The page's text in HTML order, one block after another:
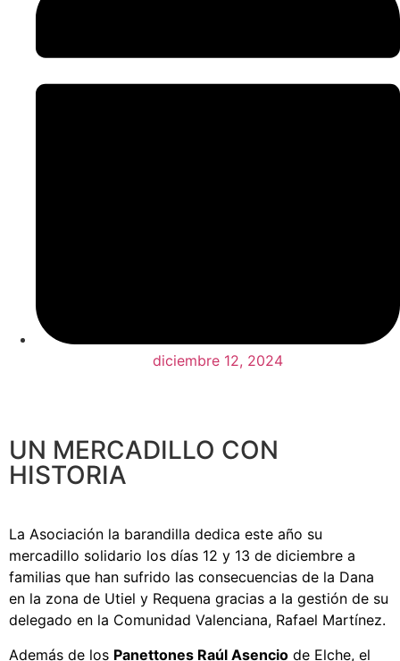
diciembre 12, 2024
UN MERCADILLO CON
HISTORIA
La Asociación la barandilla dedica este año su
mercadillo solidario los días 12 y 13 de diciembre a
familias que han sufrido las consecuencias de la Dana
en la zona de Utiel y Requena gracias a la gestión de su
delegado en la Comunidad Valenciana, Rafael Martínez.
Además de los Panettones Raúl Asencio de Elche, el